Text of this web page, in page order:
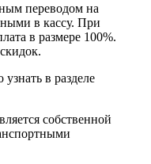
переводом на
в кассу. При
в размере 100%.
в разделе
собственной